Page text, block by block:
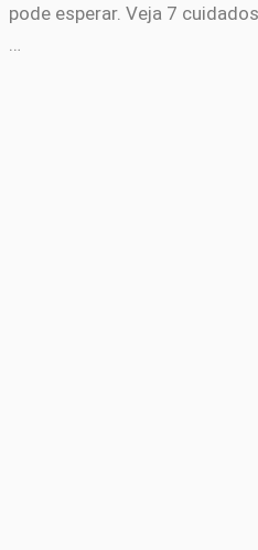
pode esperar. Veja 7